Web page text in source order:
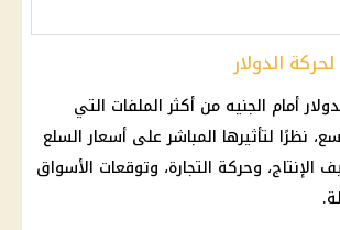
الدولار
أمام الجنيه من أكثر الملفات التي
نظرًا لتأثيرها المباشر على أسعار السلع
الإنتاج، وحركة التجارة، وتوقعات الأسواق